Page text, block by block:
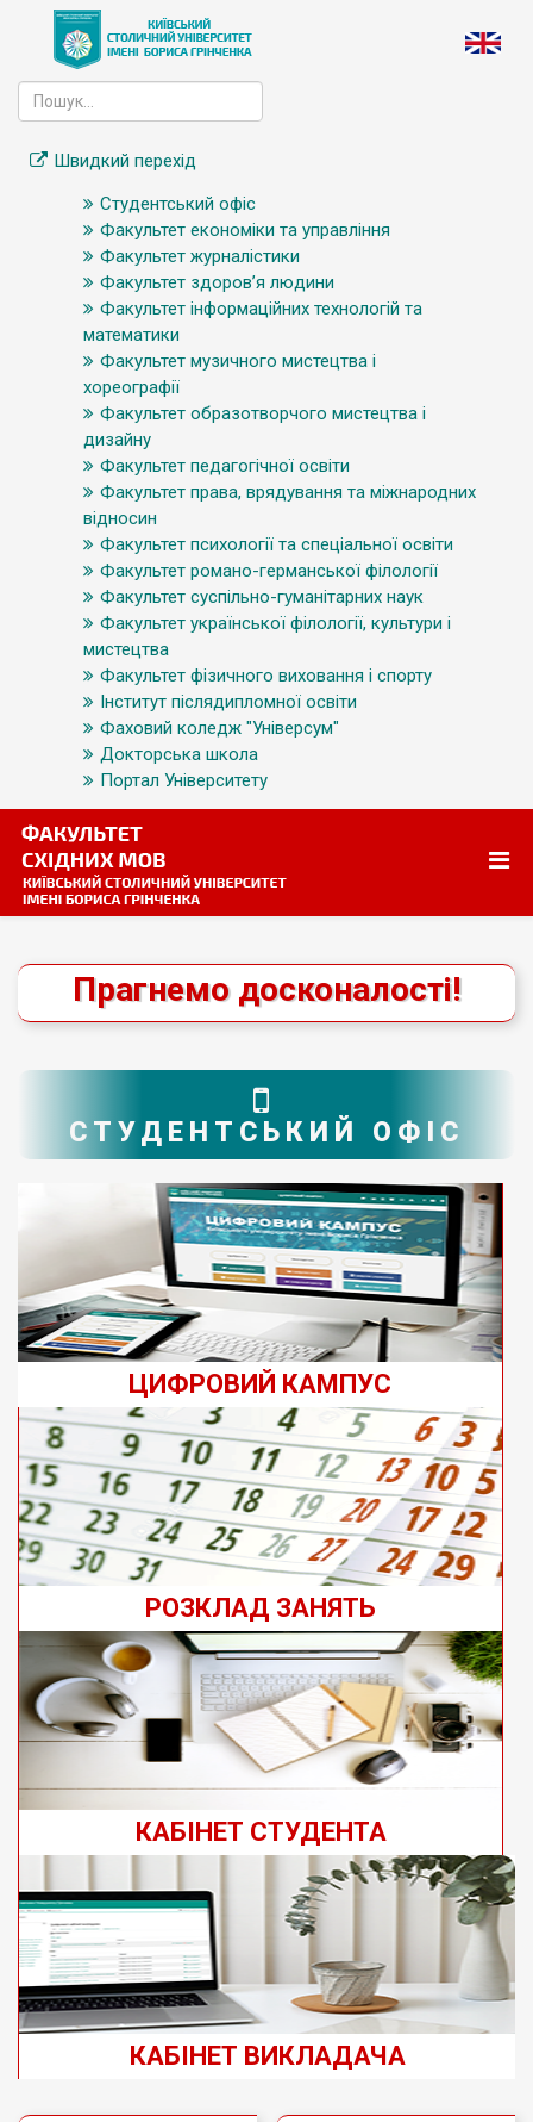
Швидкий перехід
Студентський офіс
Факультет економіки та управління
Факультет журналістики
Факультет здоров’я людини
Факультет інформаційних технологій та
математики
Факультет музичного мистецтва і
хореографії
Факультет образотворчого мистецтва і
дизайну
Факультет педагогічної освіти
Факультет права, врядування та міжнародних
відносин
Факультет психології та спеціальної освіти
Факультет романо-германської філології
Факультет суспільно-гуманітарних наук
Факультет української філології, культури і
мистецтва
Факультет фізичного виховання і спорту
Інститут післядипломної освіти
Фаховий коледж "Універсум"
Докторська школа
Портал Університету
Прагнемо досконалості!
СТУДЕНТСЬКИЙ ОФІС
ЦИФРОВИЙ КАМПУС
РОЗКЛАД ЗАНЯТЬ
КАБІНЕТ СТУДЕНТА
КАБІНЕТ ВИКЛАДАЧА